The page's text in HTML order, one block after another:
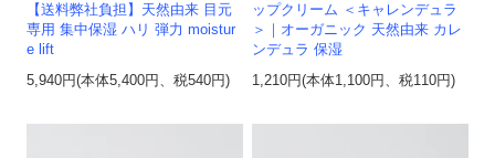
【送料弊社負担】天然由来 目元
専用 集中保湿 ハリ 弾力 moistur
e lift
5,940円(本体5,400円、税540円)
ップクリーム ＜キャレンデュラ
＞｜オーガニック 天然由来 カレ
ンデュラ 保湿
1,210円(本体1,100円、税110円)